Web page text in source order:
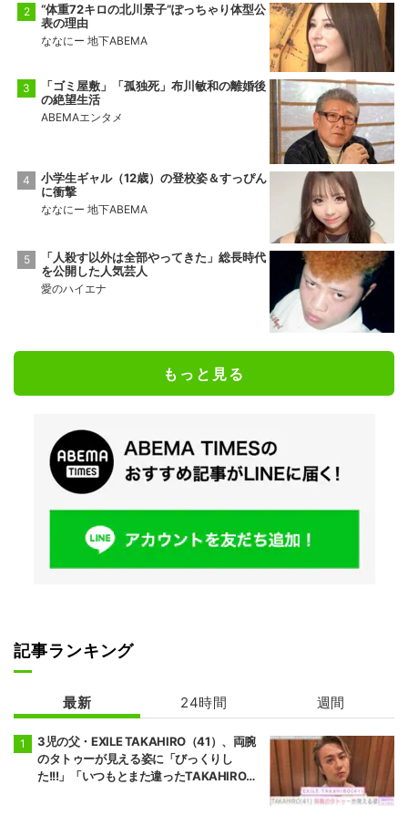
“体重72キロの北川景子”ぽっちゃり体型公
表の理由
ななにー 地下ABEMA
「ゴミ屋敷」「孤独死」布川敏和の離婚後
の絶望生活
ABEMAエンタメ
小学生ギャル（12歳）の登校姿＆すっぴん
に衝撃
ななにー 地下ABEMA
「人殺す以外は全部やってきた」総長時代
を公開した人気芸人
愛のハイエナ
もっと見る
記事ランキング
最新 24時間 週間
3児の父・EXILE TAKAHIRO（41）、両腕
のタトゥーが見える姿に「びっくりし
た!!!」「いつもとまた違ったTAKAHIROさ